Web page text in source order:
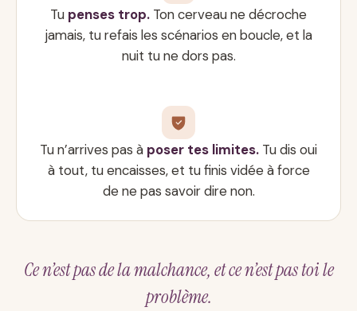
Tu penses trop. Ton cerveau ne décroche
jamais, tu refais les scénarios en boucle, et la
nuit tu ne dors pas.
Tu n’arrives pas à poser tes limites. Tu dis oui
à tout, tu encaisses, et tu finis vidée à force
de ne pas savoir dire non.
Ce n’est pas de la malchance, et ce n’est pas toi le
problème.